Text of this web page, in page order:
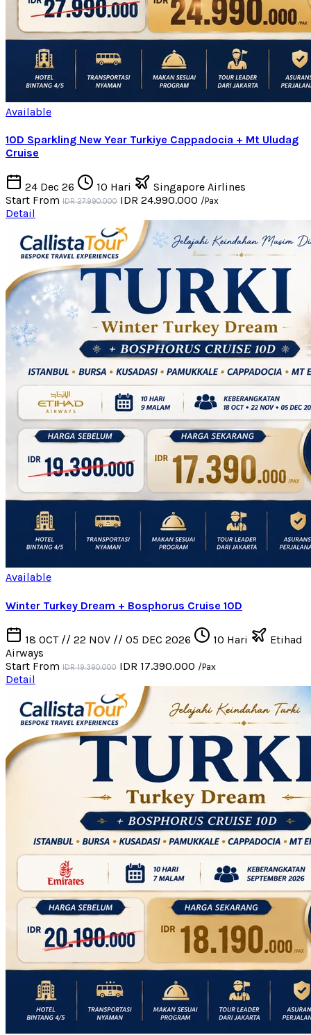
Available
10D Sparkling New Year Turkiye Cappadocia + Mt Uludag
Cruise
24 Dec 26 10 Hari
Singapore Airlines
Start From IDR 27.990.000 IDR 24.990.000 /Pax
Detail
Available
Winter Turkey Dream + Bosphorus Cruise 10D
18 OCT // 22 NOV // 05 DEC 2026 10 Hari
Etihad
Airways
Start From IDR 19.390.000 IDR 17.390.000 /Pax
Detail